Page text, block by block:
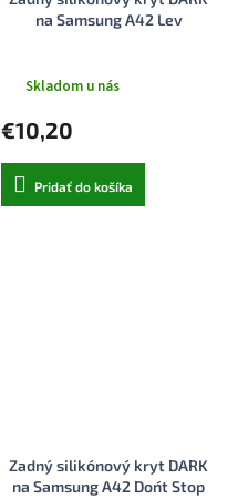
na Samsung A42 Lev
Skladom u nás
€10,20
Pridať do košíka
Zadný silikónový kryt DARK
na Samsung A42 Don´t Stop